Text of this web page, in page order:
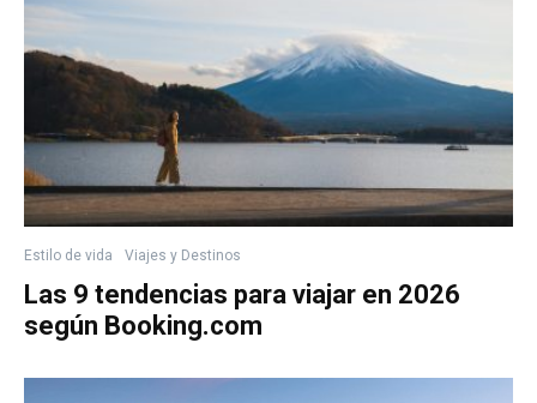
Estilo de vida Viajes y Destinos
Las 9 tendencias para viajar en 2026
según Booking.com